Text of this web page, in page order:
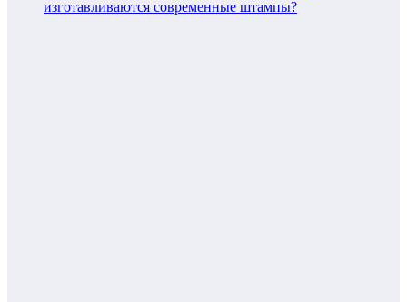
изготавливаются современные штампы?